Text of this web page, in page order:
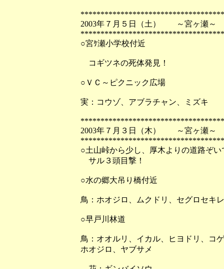
2003年７月５日（土） ～宮ヶ瀬～
○宮ｹ瀬小学校付近
コギツネの死体発見！
○ＶＣ～ピクニック広場
実：コウゾ、アブラチャン、ミズキ
2003年７月３日（木） ～宮ヶ瀬～
○土山峠から少し、厚木よりの道路ぞい
サル３頭目撃！
○水の郷大吊り橋付近
鳥：ホオジロ、ムクドリ、セグロセキ
○早戸川林道
鳥：オオルリ、イカル、ヒヨドリ、コ
ホオジロ、ヤブサメ